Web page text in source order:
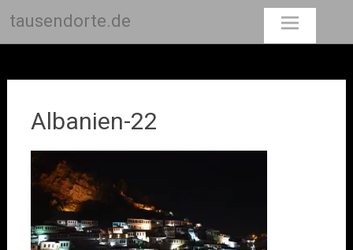
tausendorte.de
Albanien-22